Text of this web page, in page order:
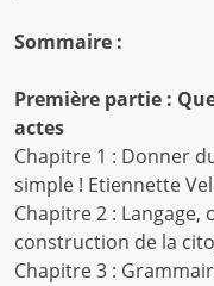
Sommaire :
Première partie :
actes
Chapitre 1 : Donner
simple ! Etiennette
Chapitre 2 :
construction de la
Chapitre 3 :